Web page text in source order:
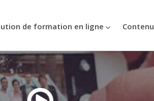
de formation en ligne